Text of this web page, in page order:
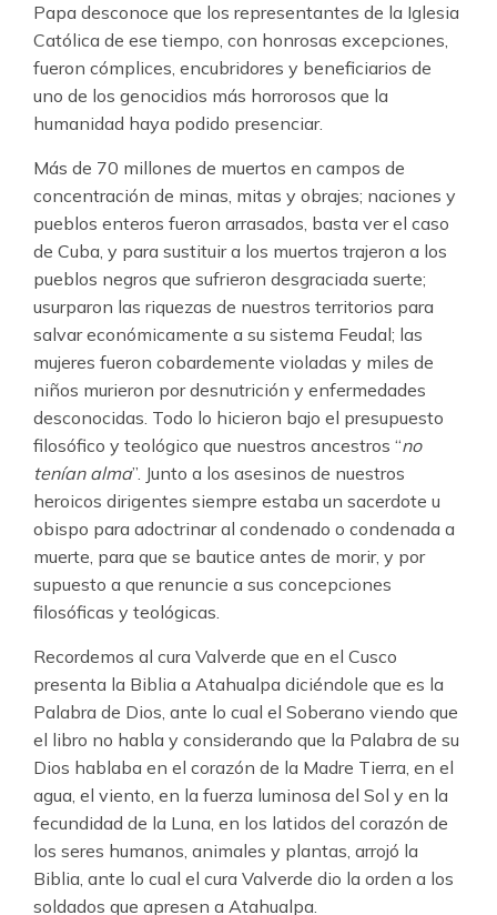
Papa desconoce que los representantes de la Iglesia
Católica de ese tiempo, con honrosas excepciones,
fueron cómplices, encubridores y beneficiarios de
uno de los genocidios más horrorosos que la
humanidad haya podido presenciar.
Más de 70 millones de muertos en campos de
concentración de minas, mitas y obrajes; naciones y
pueblos enteros fueron arrasados, basta ver el caso
de Cuba, y para sustituir a los muertos trajeron a los
pueblos negros que sufrieron desgraciada suerte;
usurparon las riquezas de nuestros territorios para
salvar económicamente a su sistema Feudal; las
mujeres fueron cobardemente violadas y miles de
niños murieron por desnutrición y enfermedades
desconocidas. Todo lo hicieron bajo el presupuesto
filosófico y teológico que nuestros ancestros “no
tenían alma”. Junto a los asesinos de nuestros
heroicos dirigentes siempre estaba un sacerdote u
obispo para adoctrinar al condenado o condenada a
muerte, para que se bautice antes de morir, y por
supuesto a que renuncie a sus concepciones
filosóficas y teológicas.
Recordemos al cura Valverde que en el Cusco
presenta la Biblia a Atahualpa diciéndole que es la
Palabra de Dios, ante lo cual el Soberano viendo que
el libro no habla y considerando que la Palabra de su
Dios hablaba en el corazón de la Madre Tierra, en el
agua, el viento, en la fuerza luminosa del Sol y en la
fecundidad de la Luna, en los latidos del corazón de
los seres humanos, animales y plantas, arrojó la
Biblia, ante lo cual el cura Valverde dio la orden a los
soldados que apresen a Atahualpa.